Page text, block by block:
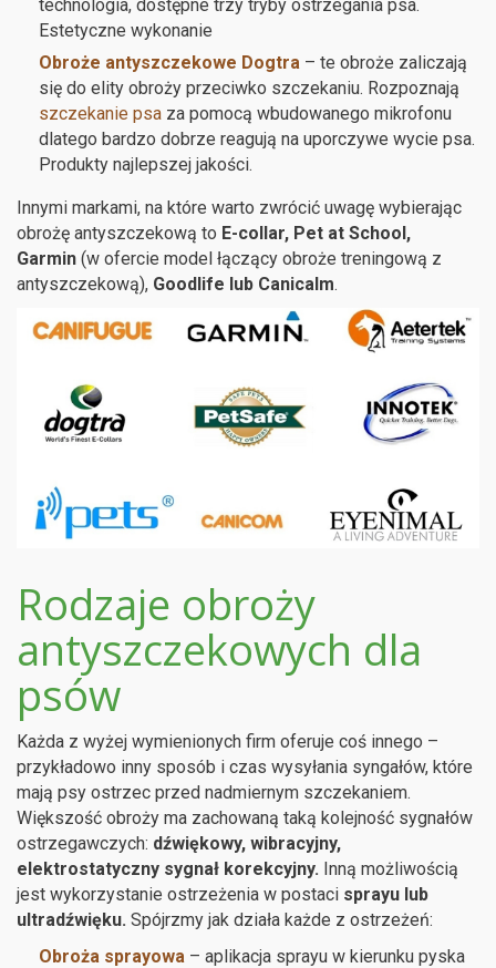
technologia, dostępne trzy tryby ostrzegania psa.
Estetyczne wykonanie
Obroże antyszczekowe Dogtra – te obroże zaliczają
się do elity obroży przeciwko szczekaniu. Rozpoznają
szczekanie psa za pomocą wbudowanego mikrofonu
dlatego bardzo dobrze reagują na uporczywe wycie psa.
Produkty najlepszej jakości.
Innymi markami, na które warto zwrócić uwagę wybierając
obrożę antyszczekową to E-collar, Pet at School,
Garmin (w ofercie model łączący obroże treningową z
antyszczekową), Goodlife lub Canicalm.
Rodzaje obroży
antyszczekowych dla
psów
Każda z wyżej wymienionych firm oferuje coś innego –
przykładowo inny sposób i czas wysyłania syngałów, które
mają psy ostrzec przed nadmiernym szczekaniem.
Większość obroży ma zachowaną taką kolejność sygnałów
ostrzegawczych: dźwiękowy, wibracyjny,
elektrostatyczny sygnał korekcyjny. Inną możliwością
jest wykorzystanie ostrzeżenia w postaci sprayu lub
ultradźwięku. Spójrzmy jak działa każde z ostrzeżeń:
Obroża sprayowa – aplikacja sprayu w kierunku pyska